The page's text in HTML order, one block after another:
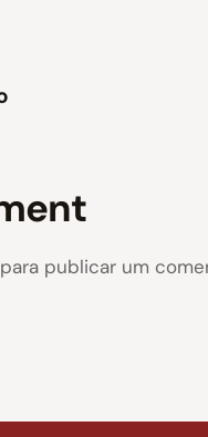
para publicar um